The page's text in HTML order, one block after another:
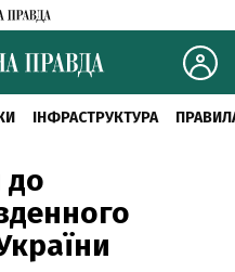
ІНФРАСТРУКТУРА
до